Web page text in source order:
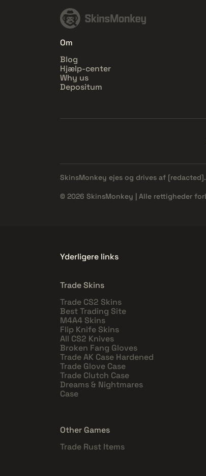
Om
Blog
Hjælp-center
Why us
Depositum
SkinsMonkey ejes og drives af [redacted]
© 2026 SkinsMonkey | Alle rettigheder
Yderligere links
Trade Skins
Trade CS2 Skins
Best Trading Site
M4A4 Skins
Flip Knife Skins
All CS2 Knives
Broken Fang Gloves
Trade AK Case Hardened
Trade Glove Case
Trade Clutch Case
Dreams & Nightmares
Case
Other Games
Trade Rust Items